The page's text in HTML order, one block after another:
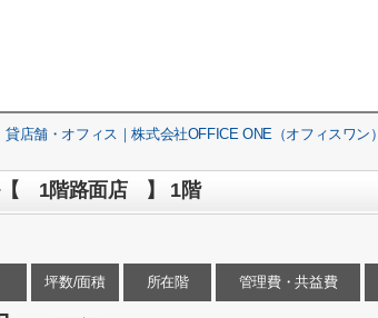
店舗・オフィス｜株式会社OFFICE ONE（オフィスワン）
【 1階路面店 】 1階
坪数/面積 所在階 管理費・共益費